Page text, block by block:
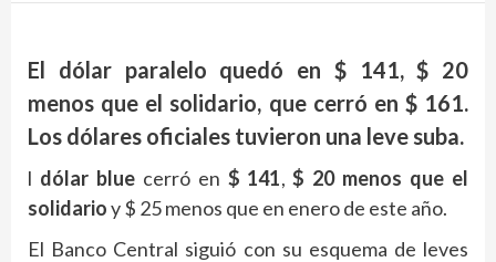
El dólar paralelo quedó en $ 141, $ 20
menos que el solidario, que cerró en $ 161.
Los dólares oficiales tuvieron una leve suba.
l dólar bluecerró en $ 141,$ 20 menos que el
solidarioy $ 25 menos que en enero de este año.
El Banco Central siguió con su esquema de leves